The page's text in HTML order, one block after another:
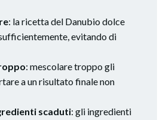
: la ricetta del Danubio dolce
evitando di
: mescolare troppo gli
a un risultato finale non
scaduti: gli ingredienti